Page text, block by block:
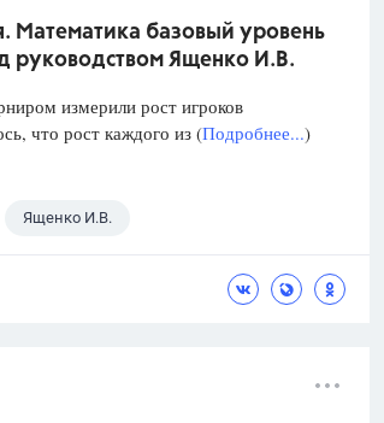
Математика базовый уровень
руководством Ященко И.В.
измерили рост игроков
что рост каждого из (Подробнее...)
Ященко И.В.